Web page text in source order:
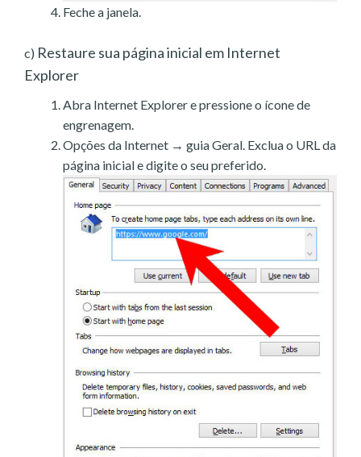
Feche a janela.
c) Restaure sua página inicial em Internet
Explorer
Abra Internet Explorer e pressione o ícone de
engrenagem.
Opções da Internet → guia Geral. Exclua o URL da
página inicial e digite o seu preferido.